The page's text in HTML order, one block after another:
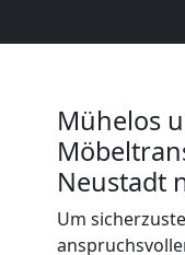
Mühelos
Neustadt
Um
Umzug
Neustadt
Umzug